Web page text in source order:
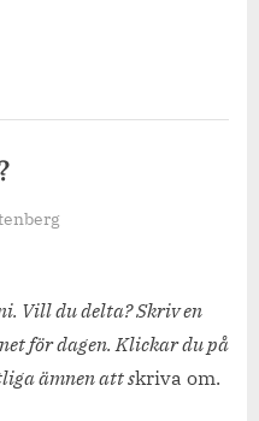
Vill du delta? Skriv en
för dagen. Klickar du på
ämnen att skriva om.